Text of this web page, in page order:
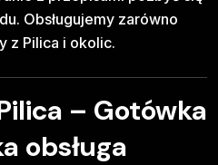
Obsługujemy zarówno
z Pilica i okolic.
– Gotówka
obsługa